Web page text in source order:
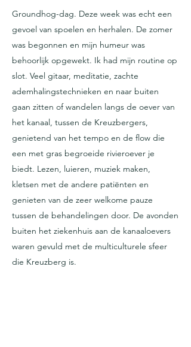
Groundhog-dag. Deze week was echt een
gevoel van spoelen en herhalen. De zomer
was begonnen en mijn humeur was
behoorlijk opgewekt. Ik had mijn routine op
slot. Veel gitaar, meditatie, zachte
ademhalingstechnieken en naar buiten
gaan zitten of wandelen langs de oever van
het kanaal, tussen de Kreuzbergers,
genietend van het tempo en de flow die
een met gras begroeide rivieroever je
biedt. Lezen, luieren, muziek maken,
kletsen met de andere patiënten en
genieten van de zeer welkome pauze
tussen de behandelingen door. De avonden
buiten het ziekenhuis aan de kanaaloevers
waren gevuld met de multiculturele sfeer
die Kreuzberg is.